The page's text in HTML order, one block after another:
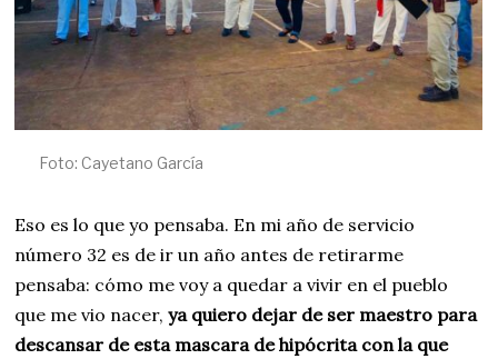
Foto: Cayetano García
Eso es lo que yo pensaba. En mi año de servicio
número 32 es de ir un año antes de retirarme
pensaba: cómo me voy a quedar a vivir en el pueblo
que me vio nacer,ya quiero dejar de ser maestro para
descansar de esta mascara de hipócrita con la que